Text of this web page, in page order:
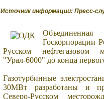
Источник информации: Пресс-
Объединенная
Госкорпорации
Русском нефтегазовом
"Урал-6000" до конца
Газотурбинные
30МВт разработаны и
Северо-Русском